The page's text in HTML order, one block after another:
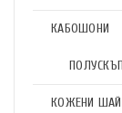
КАБОШОНИ
КОЖЕНИ